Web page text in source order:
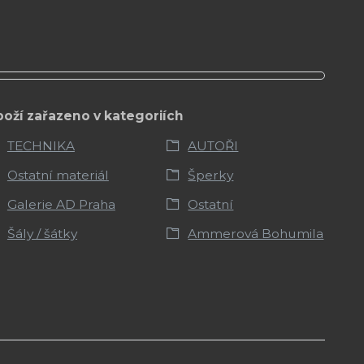
zařazeno v kategoriích
TECHNIKA
AUTOŘI
Ostatní materiál
Šperky
Galerie AD Praha
Ostatní
Šály / šátky
Ammerová Bohumila